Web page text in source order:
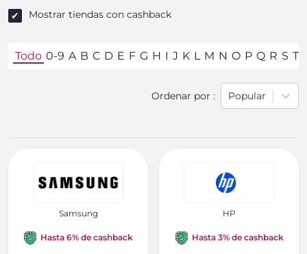
Todo 0-9 A B C D E F G H I J K L M N O P Q R S T
Ordenar por : Popular
Mostrar tiendas con cashback
Samsung
Hasta 6% de cashback
HP
Hasta 3% de cashback